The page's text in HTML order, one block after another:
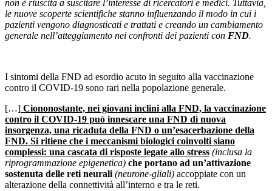
non è riuscita a suscitare l’interesse di ricercatori e medici. Tuttavia,
le nuove scoperte scientifiche stanno influenzando il modo in cui i
pazienti vengono diagnosticati e trattati e creando un cambiamento
generale nell’atteggiamento nei confronti dei pazienti con FND.
I sintomi della FND ad esordio acuto in seguito alla vaccinazione
contro il COVID-19 sono rari nella popolazione generale.
[…] Ciononostante, nei giovani inclini alla FND, la vaccinazione
contro il COVID-19 può innescare una FND di nuova
insorgenza, una ricaduta della FND o un’esacerbazione della
FND. Si ritiene che i meccanismi biologici coinvolti siano
complessi: una cascata di risposte legate allo stress (inclusa la
riprogrammazione epigenetica) che portano ad un’attivazione
sostenuta delle reti neurali(neurone-gliali) accoppiate con un
alterazione della connettività all’interno e tra le reti.